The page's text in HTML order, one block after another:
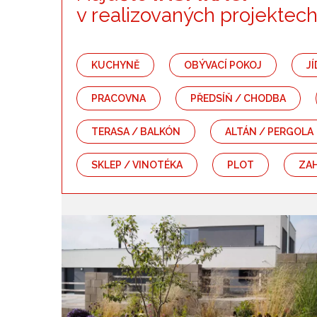
Kategorie
Dětský pokoj
Koupelna Záchod
Předsíň / chodba Schodiště
Bazén Zahrada
Terasa / balkón Altán / pergola
Dřevostavba Srub / roubenka
Plot Zahradní kuchyně
v realizovaných projektech
KUCHYNĚ OBÝVACÍ POKOJ
PRACOVNA PŘEDSÍŇ / CHODBA
TERASA / BALKÓN ALTÁN / PERGOLA
SKLEP / VINOTÉKA PLOT